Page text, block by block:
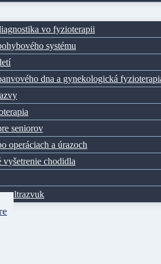
vo fyzioterapii
systému
dna a gynekologická
seniorov
operáciach a úrazoch
vyšetrenie chodidla
a ultrazvuk